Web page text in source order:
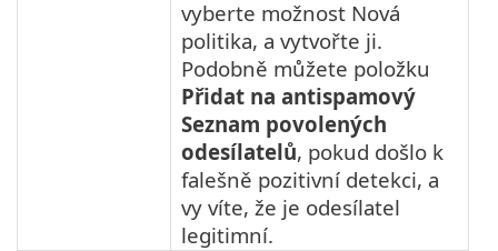
vyberte možnost Nová
politika, a vytvořte ji.
Podobně můžete položku
Přidat na antispamový
Seznam povolených
odesílatelů, pokud došlo k
falešně pozitivní detekci, a
vy víte, že je odesílatel
legitimní.